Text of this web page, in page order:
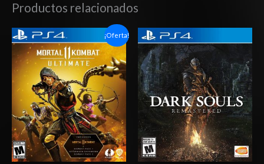
Productos relacionados
¡Oferta!
Rango
de
precios:
desde
$6.03
hasta
$10.03
Rango
de
precios:
desde
$20.03
hasta
$29.03